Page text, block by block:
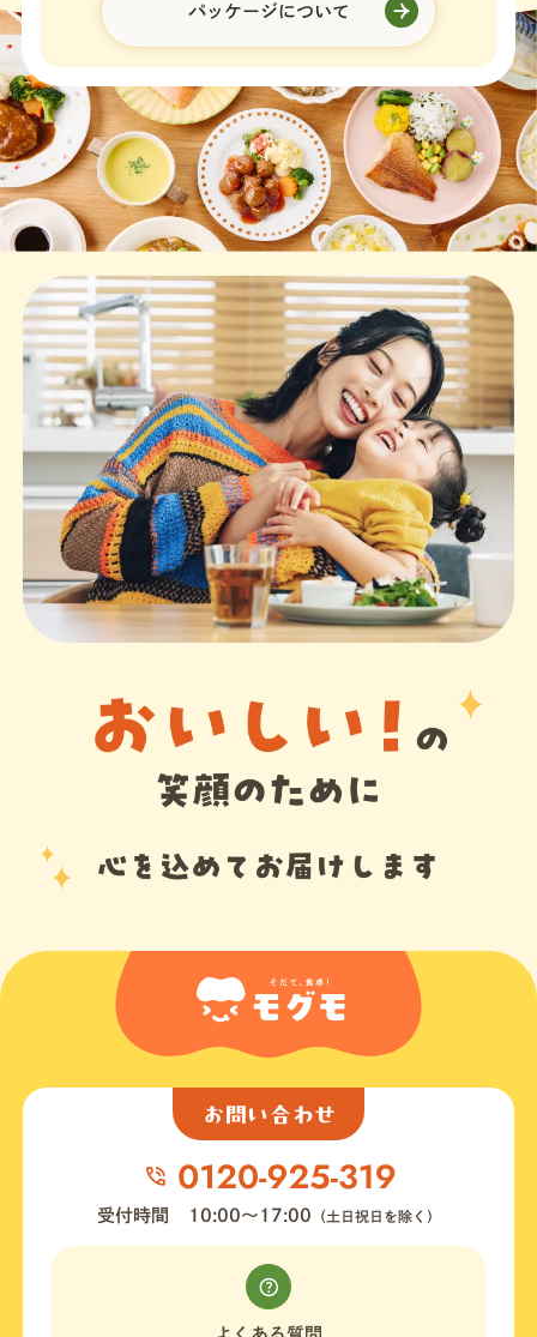
パッケージについて
お問い合わせ
受付時間 10:00〜17:00 （土日祝日を除く）